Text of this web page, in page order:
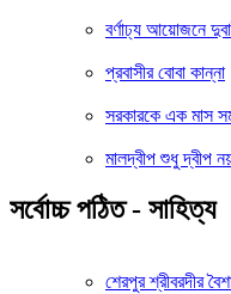
বর্ণাঢ্য আয়োজনে
প্রবাসীর বোবা কান্না
সরকারকে এক মাস
মালদ্বীপ শুধু দ্বীপ
সর্বোচ্চ পঠিত - সাহিত্য
শেরপুর শ্রীবরদীর